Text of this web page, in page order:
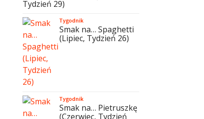
Tydzień 29)
Tygodnik
Smak na… Spaghetti
(Lipiec, Tydzień 26)
Tygodnik
Smak na… Pietruszkę
(Czerwiec, Tydzień